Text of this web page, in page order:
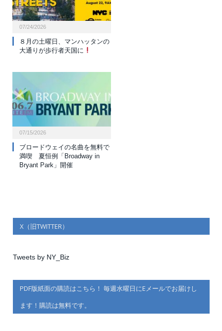
07/24/2026
８月の土曜日、マンハッタンの
大通りが歩行者天国に
07/15/2026
ブロードウェイの名曲を無料で
満喫 夏恒例「Broadway in
Bryant Park」開催
X（旧TWITTER）
Tweets by NY_Biz
PDF版紙面の購読はこちら！ 毎週水曜日にEメールでお届けし
ます！購読は無料です。